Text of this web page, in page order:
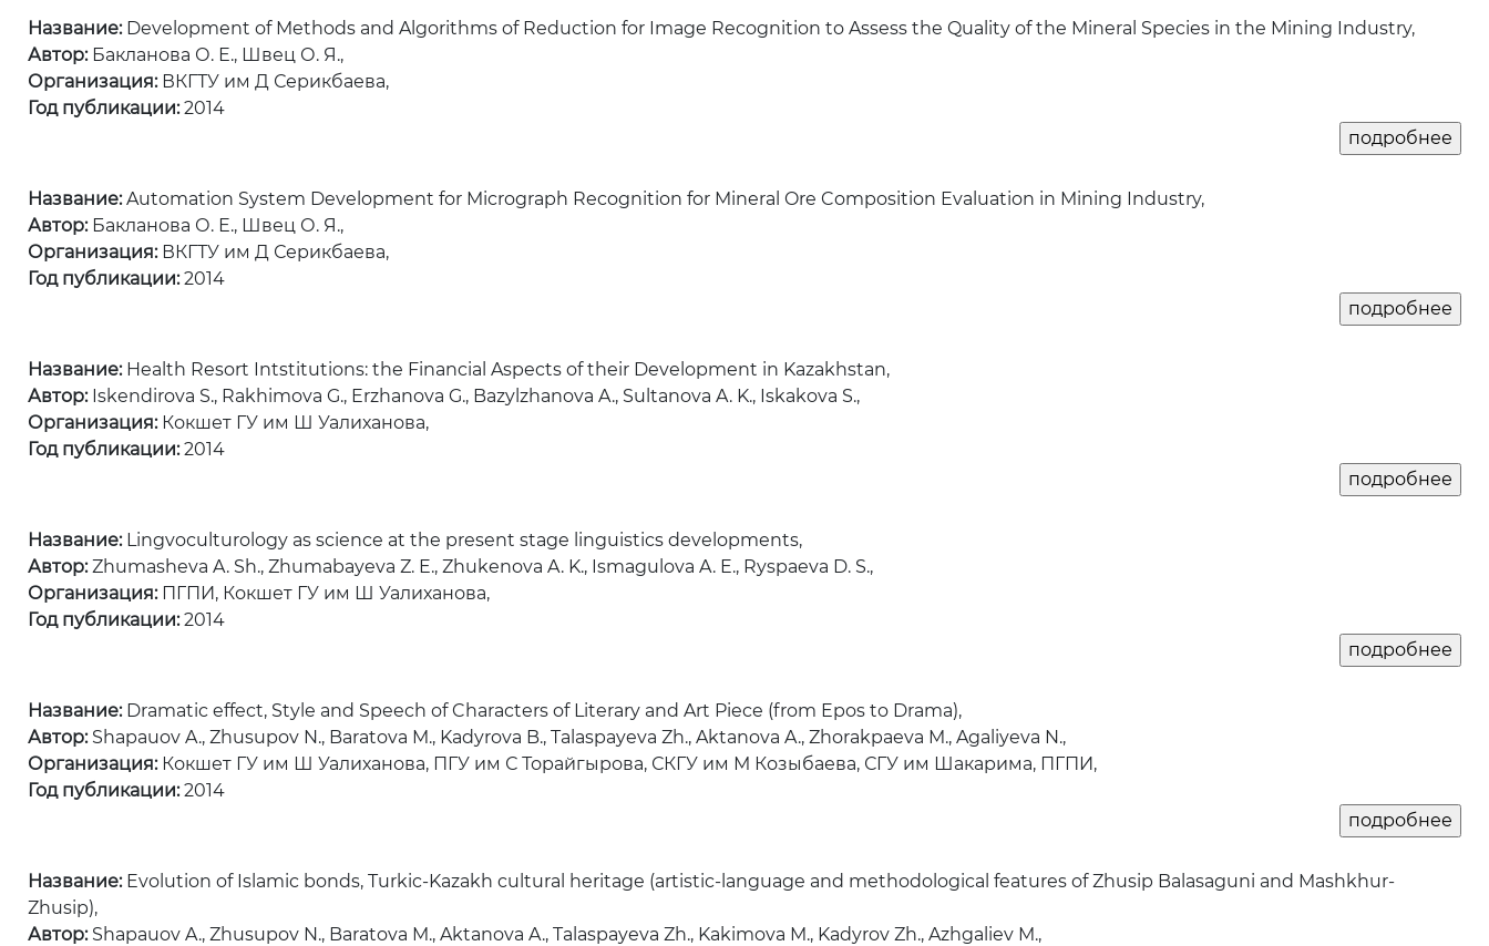
Название:Development of Methods and Algorithms of Reduction for Image Recognition to Assess the Quality of the Mineral Species in the Mining Industry,
Автор:Бакланова О. Е., Швец О. Я.,
Организация:ВКГТУ им Д Серикбаева,
Год публикации:2014
Название:Automation System Development for Micrograph Recognition for Mineral Ore Composition Evaluation in Mining Industry,
Автор:Бакланова О. Е., Швец О. Я.,
Организация:ВКГТУ им Д Серикбаева,
Год публикации:2014
Название:Health Resort Intstitutions: the Financial Aspects of their Development in Kazakhstan,
Автор:Iskendirova S., Rakhimova G., Erzhanova G., Bazylzhanova A., Sultanova A. K., Iskakova S.,
Организация:Кокшет ГУ им Ш Уалиханова,
Год публикации:2014
Название:Lingvoсulturology as science at the present stage linguistics developments,
Автор:Zhumasheva A. Sh., Zhumabayeva Z. E., Zhukenova A. K., Ismagulova A. E., Ryspaeva D. S.,
Организация:ПГПИ, Кокшет ГУ им Ш Уалиханова,
Год публикации:2014
Название:Dramatic effect, Style and Speech of Characters of Literary and Art Piece (from Epos to Drama),
Автор:Shapauov A., Zhusupov N., Baratova M., Kadyrova B., Talaspayeva Zh., Aktanova A., Zhorakpaeva M., Agaliyeva N.,
Организация:Кокшет ГУ им Ш Уалиханова, ПГУ им С Торайгырова, СКГУ им М Козыбаева, СГУ им Шакарима, ПГПИ,
Год публикации:2014
Название:Evolution of Islamic bonds, Turkic-Kazakh cultural heritage (artistic-language and methodological features of Zhusip Balasaguni and Mashkhur-
Zhusip),
Автор:Shapauov A., Zhusupov N., Baratova M., Aktanova A., Talaspayeva Zh., Kakimova M., Kadyrov Zh., Azhgaliev M.,